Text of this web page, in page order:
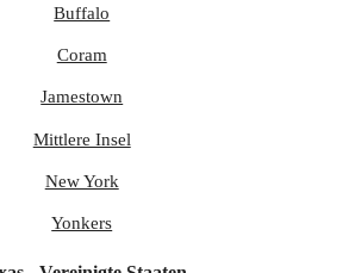
Buffalo
Coram
Jamestown
Mittlere Insel
New York
Yonkers